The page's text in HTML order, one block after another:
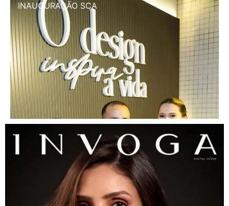
INAUGURAÇÃO SCA